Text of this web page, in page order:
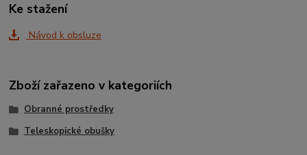
Ke stažení
Návod k obsluze
Zboží zařazeno v kategoriích
Obranné prostředky
Teleskopické obušky